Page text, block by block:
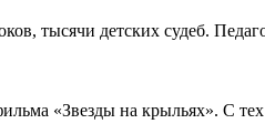
тысячи детских судеб.
«Звезды на крыльях». С